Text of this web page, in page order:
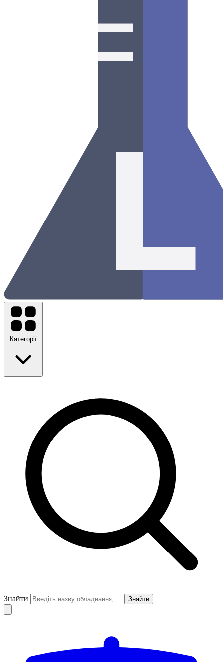
Категорії
Знайти Знайти